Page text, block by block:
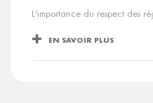
L'importance du respect des
EN SAVOIR PLUS